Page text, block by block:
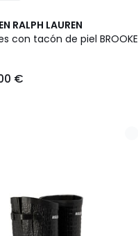
RALPH LAUREN
con tacón de piel BROOKE
€